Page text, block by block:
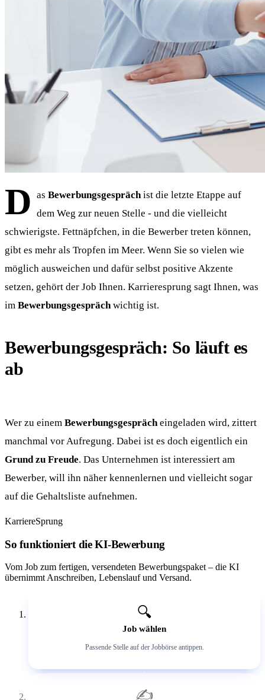
D as Bewerbungsgesprächist die letzte Etappe auf
dem Weg zur neuen Stelle - und die vielleicht
schwierigste. Fettnäpfchen, in die Bewerber treten können,
gibt es mehr als Tropfen im Meer. Wenn Sie so vielen wie
möglich ausweichen und dafür selbst positive Akzente
setzen, gehört der Job Ihnen. Karrieresprung sagt Ihnen, was
im Bewerbungsgespräch wichtig ist.
Bewerbungsgespräch: So läuft es
ab
Wer zu einem Bewerbungsgespräch eingeladen wird, zittert
manchmal vor Aufregung. Dabei ist es doch eigentlich ein
Grund zu Freude. Das Unternehmen ist interessiert am
Bewerber, will ihn näher kennenlernen und vielleicht sogar
auf die Gehaltsliste aufnehmen.
KarriereSprung
So funktioniert die KI-Bewerbung
Vom Job zum fertigen, versendeten Bewerbungspaket – die KI
übernimmt Anschreiben, Lebenslauf und Versand.
🔍
Job wählen
Passende Stelle auf der Jobbörse antippen.
2
✍️